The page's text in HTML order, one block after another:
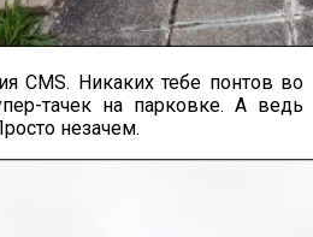
CMS. Никаких тебе понтов во
тачек на парковке. А ведь
незачем.